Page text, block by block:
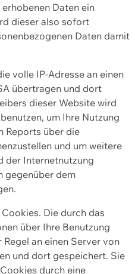
Daten ein
dieser also sofort
Daten damit
volle IP-Adresse an einen
übertragen und dort
dieser Website wird
um Ihre Nutzung
Reports über die
und um weitere
der Internetnutzung
gegenüber dem
Die durch das
über Ihre Benutzung
an einen Server von
und dort gespeichert. Sie
durch eine